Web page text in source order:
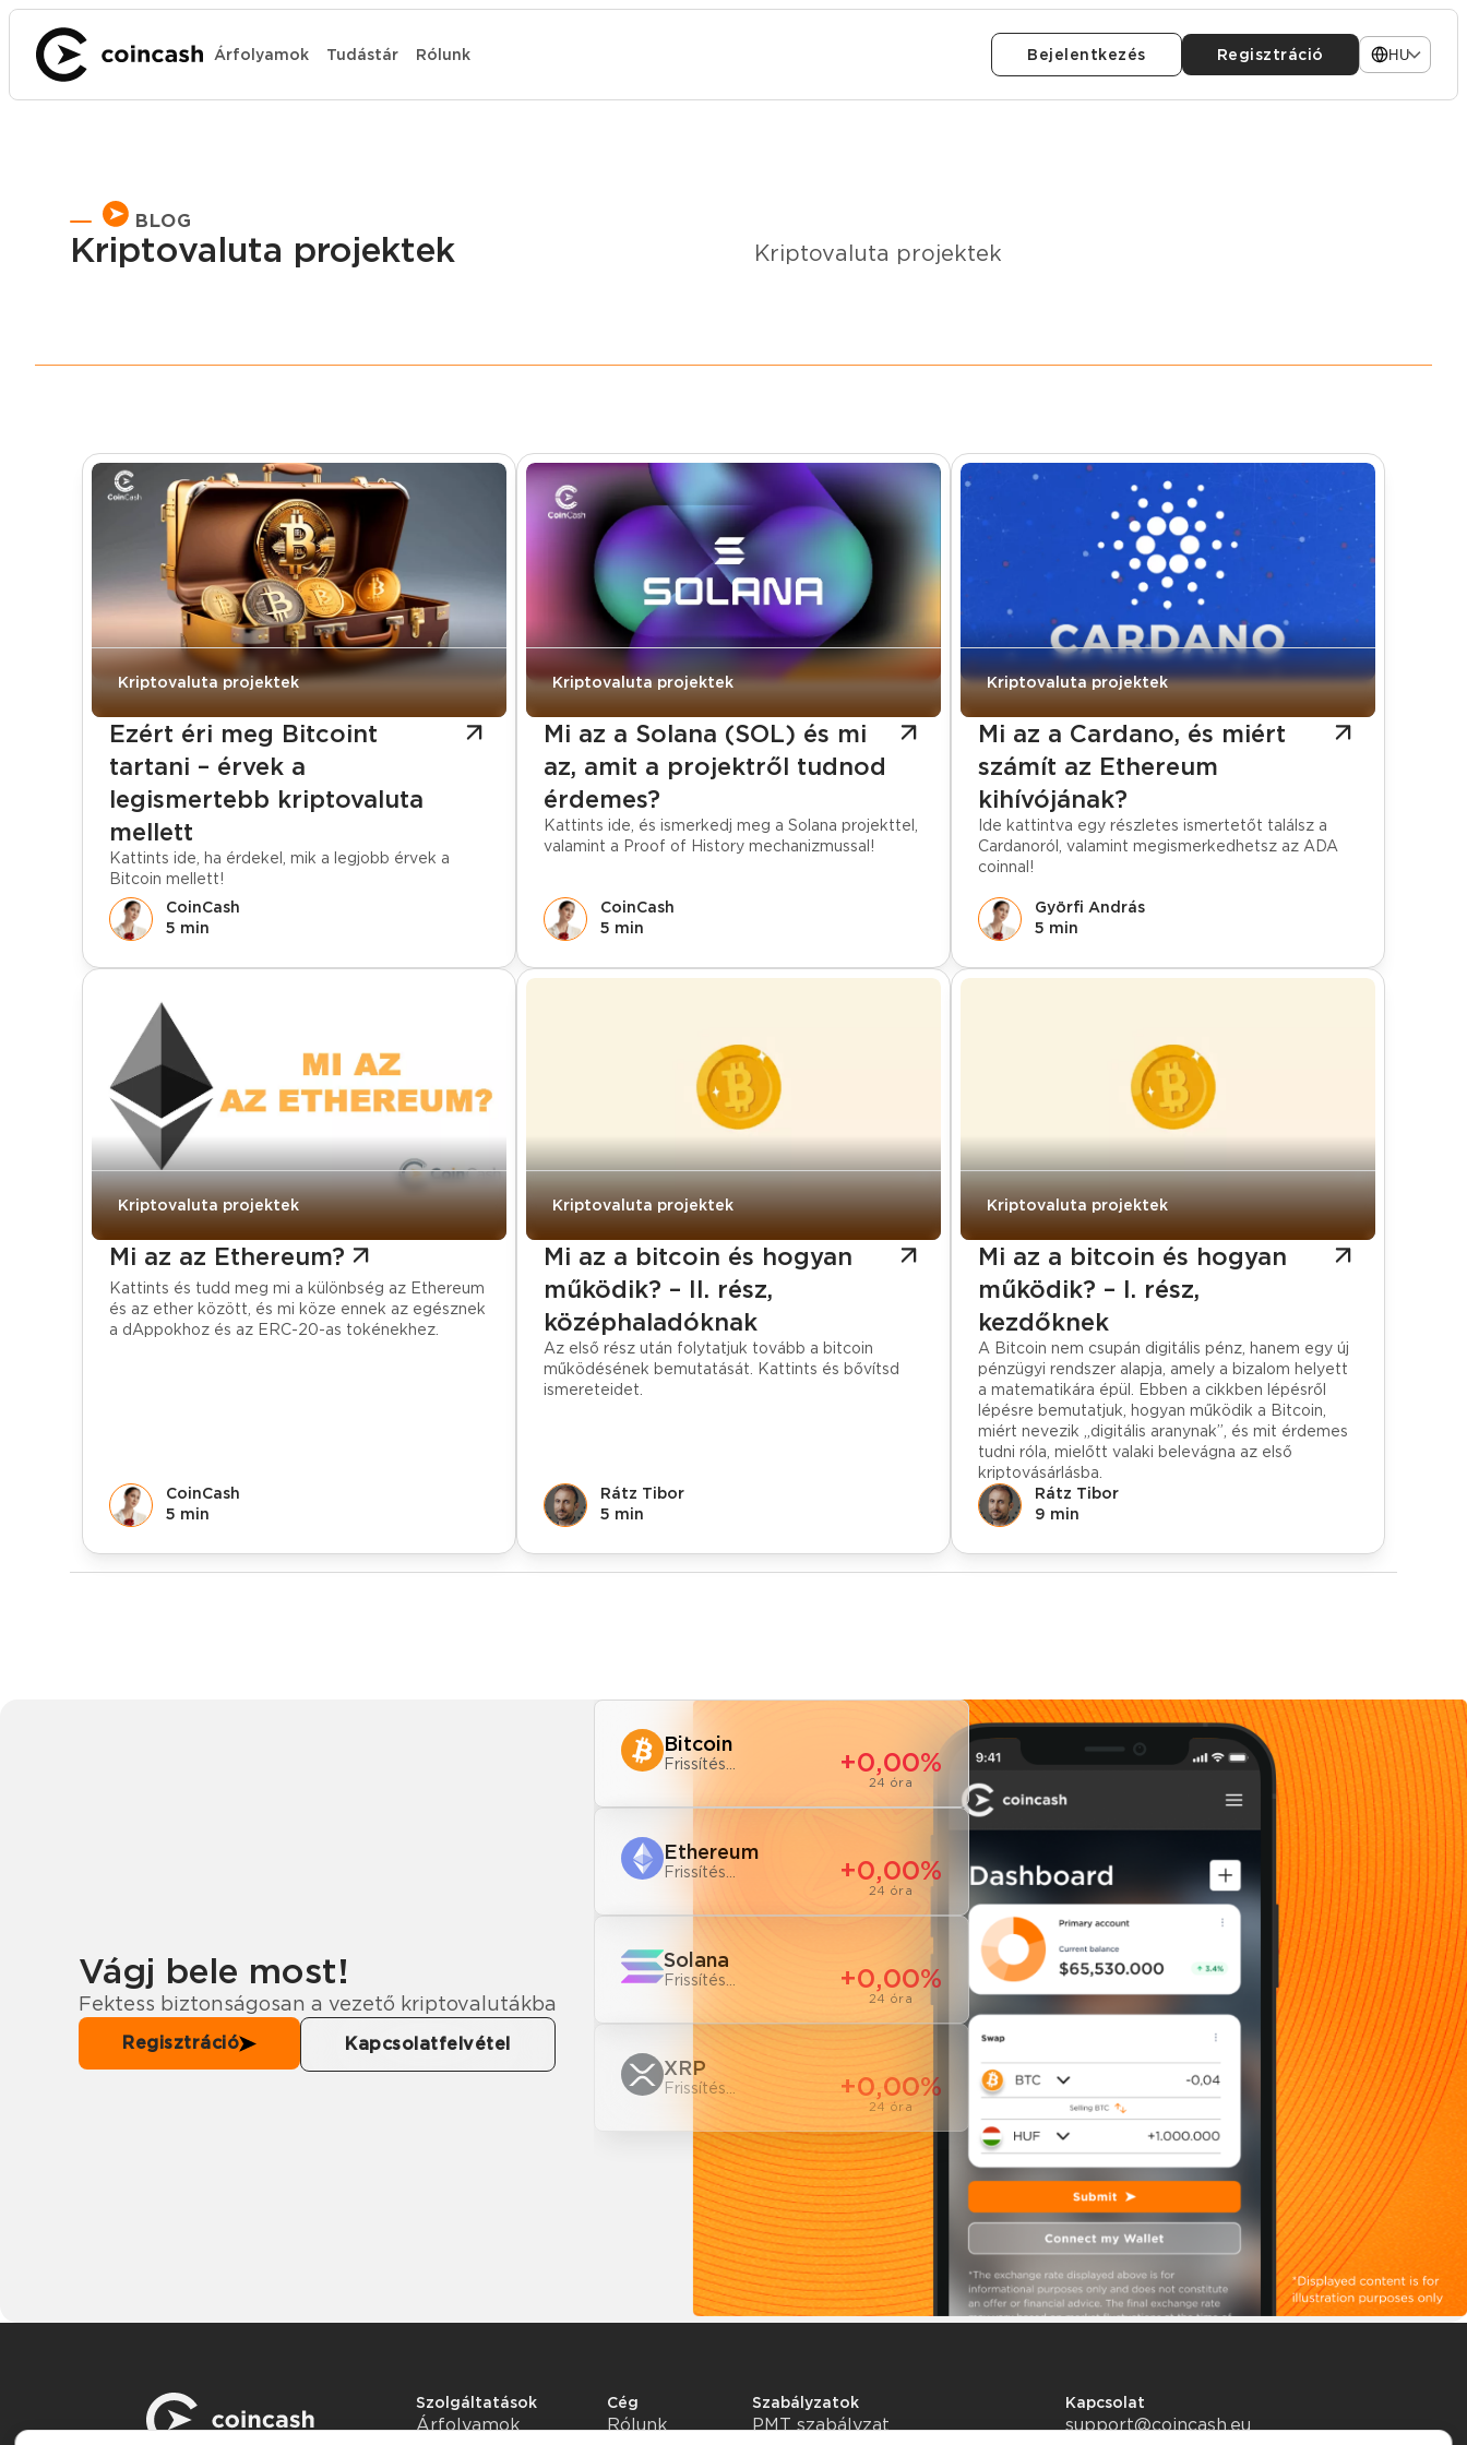
Árfolyamok Tudástár Rólunk Bejelentkezés Regisztráció HU
BLOG
Kriptovaluta projektek Kriptovaluta projektek
Kriptovaluta projektek
Ezért éri meg Bitcoint
tartani – érvek a
legismertebb kriptovaluta
mellett
Kattints ide, ha érdekel, mik a legjobb érvek a
Bitcoin mellett!
CoinCash
5 min
Kriptovaluta projektek
Mi az a Solana (SOL) és mi
az, amit a projektről tudnod
érdemes?
Kattints ide, és ismerkedj meg a Solana projekttel,
valamint a Proof of History mechanizmussal!
CoinCash
5 min
Kriptovaluta projektek
Mi az a Cardano, és miért
számít az Ethereum
kihívójának?
Ide kattintva egy részletes ismertetőt találsz a
Cardanoról, valamint megismerkedhetsz az ADA
coinnal!
Györfi András
5 min
Kriptovaluta projektek
Mi az az Ethereum?
Kattints és tudd meg mi a különbség az Ethereum
és az ether között, és mi köze ennek az egésznek
a dAppokhoz és az ERC-20-as tokénekhez.
CoinCash
5 min
Kriptovaluta projektek
Mi az a bitcoin és hogyan
működik? – II. rész,
középhaladóknak
Az első rész után folytatjuk tovább a bitcoin
működésének bemutatását. Kattints és bővítsd
ismereteidet.
Rátz Tibor
5 min
Kriptovaluta projektek
Mi az a bitcoin és hogyan
működik? – I. rész,
kezdőknek
A Bitcoin nem csupán digitális pénz, hanem egy új
pénzügyi rendszer alapja, amely a bizalom helyett
a matematikára épül. Ebben a cikkben lépésről
lépésre bemutatjuk, hogyan működik a Bitcoin,
miért nevezik „digitális aranynak”, és mit érdemes
tudni róla, mielőtt valaki belevágna az első
kriptovásárlásba.
Rátz Tibor
9 min
Vágj bele most!
Fektess biztonságosan a vezető kriptovalutákba
Regisztráció Kapcsolatfelvétel
Bitcoin
Frissítés... +0,00%
24 óra
Ethereum
Frissítés... +0,00%
24 óra
Solana
Frissítés... +0,00%
24 óra
XRP
Frissítés... +0,00%
24 óra
Szolgáltatások
Árfolyamok
Cég
Rólunk
Szabályzatok
PMT szabályzat
Kapcsolat
support@coincash.eu